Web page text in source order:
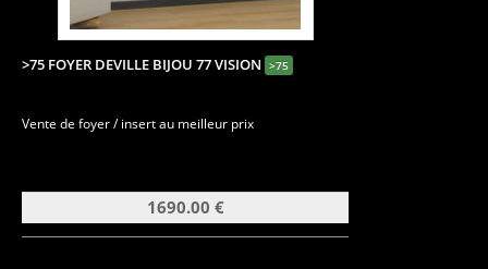
>75 FOYER DEVILLE BIJOU 77 VISION >75
Vente de foyer / insert au meilleur prix
1690.00 €